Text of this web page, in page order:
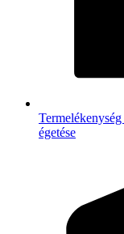
Termelékenység
égetése